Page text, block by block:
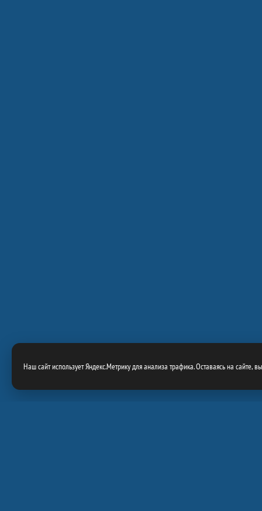
Наш сайт использует Яндекс.Метрику для анализа трафика. Оставаясь на сайте,